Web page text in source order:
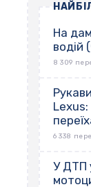
На
8 309
6 338
У ДТП